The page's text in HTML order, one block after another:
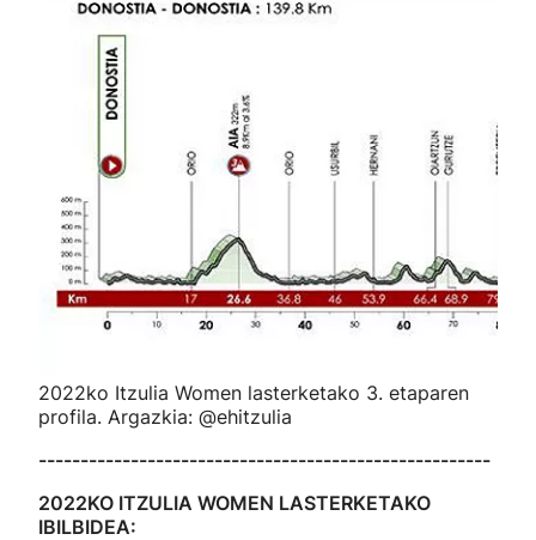
2022ko Itzulia Women lasterketako 3. etaparen
profila. Argazkia: @ehitzulia
------------------------------------------------------
2022KO ITZULIA WOMEN LASTERKETAKO
IBILBIDEA: